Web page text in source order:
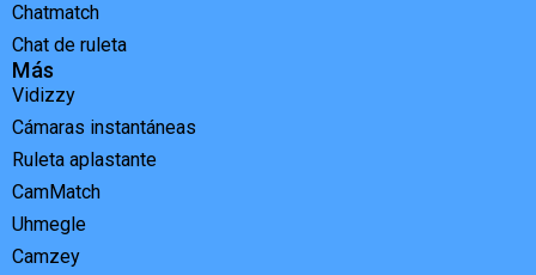
Chatmatch
Chat de ruleta
Más
Vidizzy
Cámaras instantáneas
Ruleta aplastante
CamMatch
Uhmegle
Camzey